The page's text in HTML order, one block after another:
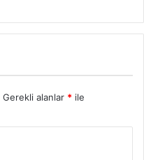
Gerekli alanlar * ile